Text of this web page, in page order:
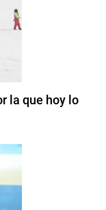
la que hoy lo